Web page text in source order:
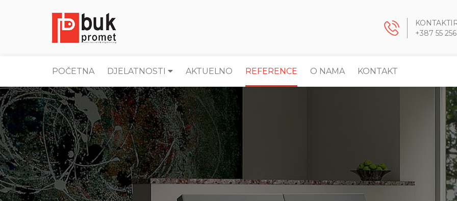
+387 55
POČETNA DJELATNOSTI AKTUELNO REFERENCE O NAMA KONTAKT